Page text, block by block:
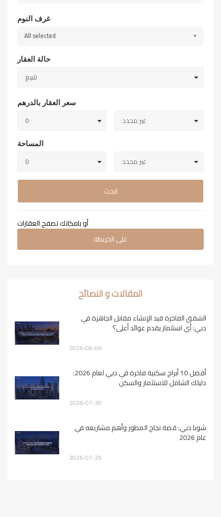
غرف النوم
All selected
حالة العقار
للبيع
سعر العقار بالدرهم
0 غير محدد
المساحة
0 غير محدد
ابحث
أو بامكانك تصفح العقارات
على الخريطة
المقالات و النصائح
الشقق الفاخرة قيد الإنشاء مقابل الجاهزة في
دبي: أي استثمار يقدم عوائد أعلى؟
2026-08-06
أفضل 10 أبراج سكنية فاخرة في دبي لعام 2026:
دليلك الشامل للاستثمار والسكن
2026-07-30
شوبا دبي: قصة نجاح المطور وأهم مشاريعه في
عام 2026
2026-07-29